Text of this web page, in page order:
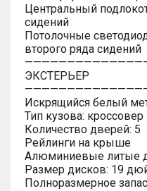
Центральный
сидений
Потолочные
второго ряда сидений
ЭКСТЕРЬЕР
Искрящийся белый
Тип кузова: кроссовер
Количество дверей: 5
Рейлинги на крыше
Алюминиевые литые
Размер дисков: 19
Полноразмерное